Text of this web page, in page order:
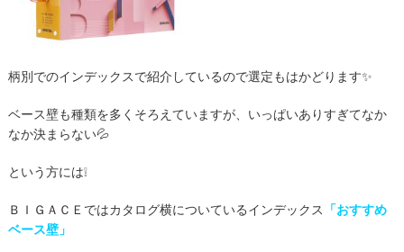
柄別でのインデックスで紹介しているので選定もはかどります✨
ベース壁も種類を多くそろえていますが、いっぱいありすぎてなか
なか決まらない💦
という方には❕
ＢＩＧＡＣＥではカタログ横についているインデックス
「おすすめ
ベース壁」